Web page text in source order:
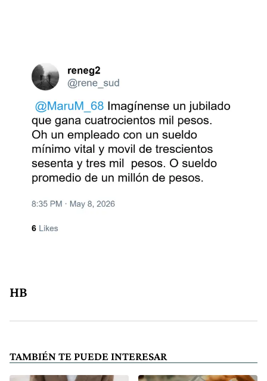
HB
TAMBIÉN TE PUEDE INTERESAR